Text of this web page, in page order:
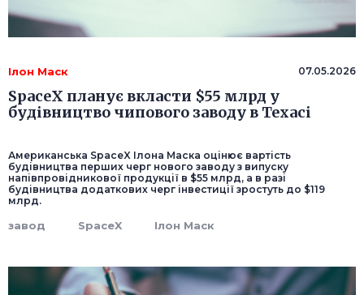
Ілон Маск 07.05.2026
SpaceX планує вкласти $55 млрд у
будівництво чипового заводу в Техасі
Американська SpaceX Ілона Маска оцінює вартість
будівництва перших черг нового заводу з випуску
напівпровідникової продукції в $55 млрд, а в разі
будівництва додаткових черг інвестиції зростуть до $119
млрд.
завод SpaceX Ілон Маск